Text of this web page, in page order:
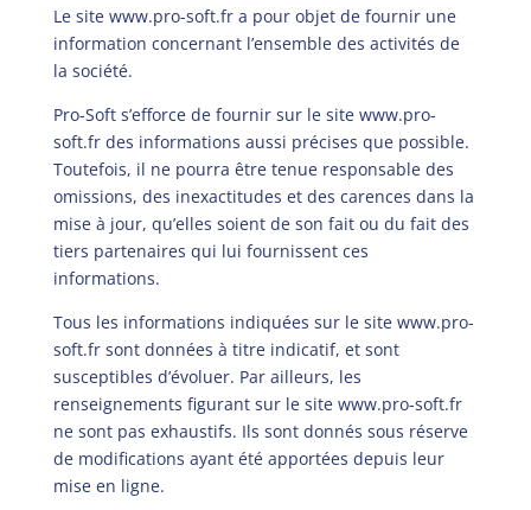
Le site www.pro-soft.fra pour objet de fournir une
information concernant l’ensemble des activités de
la société.
Pro-Soft s’efforce de fournir sur le site www.pro-
soft.frdes informations aussi précises que possible.
Toutefois, il ne pourra être tenue responsable des
omissions, des inexactitudes et des carences dans la
mise à jour, qu’elles soient de son fait ou du fait des
tiers partenaires qui lui fournissent ces
informations.
Tous les informations indiquées sur le site www.pro-
soft.frsont données à titre indicatif, et sont
susceptibles d’évoluer. Par ailleurs, les
renseignements figurant sur le site www.pro-soft.fr
ne sont pas exhaustifs. Ils sont donnés sous réserve
de modifications ayant été apportées depuis leur
mise en ligne.